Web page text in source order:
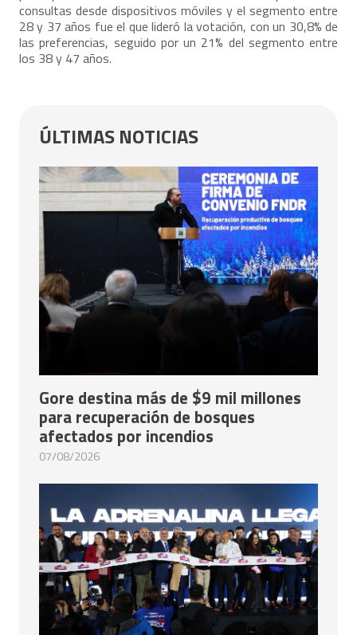
consultas desde dispositivos móviles y el segmento entre
28 y 37 años fue el que lideró la votación, con un 30,8% de
las preferencias, seguido por un 21% del segmento entre
los 38 y 47 años.
ÚLTIMAS NOTICIAS
Gore destina más de $9 mil millones
para recuperación de bosques
afectados por incendios
07/08/2026